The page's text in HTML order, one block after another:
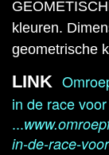
kleuren.
geometrische
LINK
in de race
...
in-de-race-